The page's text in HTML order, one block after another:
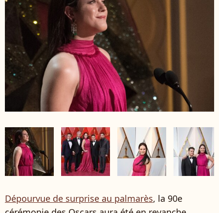
Dépourvue de surprise au palmarès, la 90e